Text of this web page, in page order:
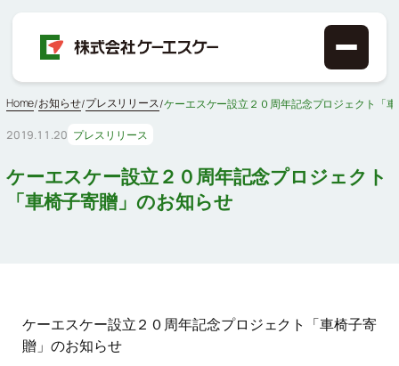
Home/お知らせ/プレスリリース/ケーエスケー設立２０周年記念プロジェクト「
2019.11.20 プレスリリース
ケーエスケー設立２０周年記念プロジェクト
「車椅子寄贈」のお知らせ
ケーエスケー設立２０周年記念プロジェクト「車椅子寄
贈」のお知らせ